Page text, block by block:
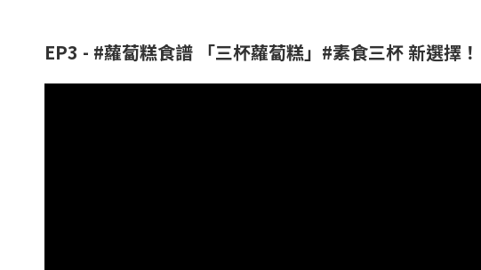
EP3 - #蘿蔔糕食譜 「三杯蘿蔔糕」#素食三杯 新選擇！